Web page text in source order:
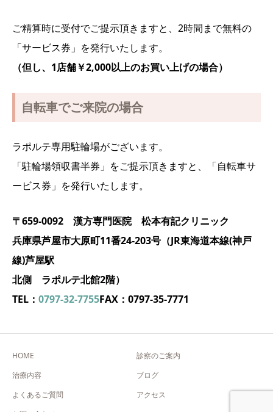
ご精算時に受付でご提示頂きますと、2時間まで無料の
「サービス券」を発行いたします。
（但し、1店舗￥2,000以上のお買い上げの場合）
自転車でご来院の場合
ラポルテ専用駐輪場がございます。
「駐輪場領収書半券」をご提示頂きますと、「自転車サ
ービス券」を発行いたします。
〒659-0092 漢方専門医院 松本有記クリニック
兵庫県芦屋市大原町11番24-203号（JR東海道本線(神戸
線)芦屋駅
北側 ラポルテ北館2階）
TEL： 0797-32-7755FAX：0797-35-7771
HOME
診察のご案内
治療内容
ブログ
よくあるご質問
アクセス